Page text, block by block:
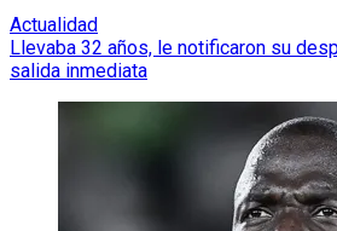
Actualidad
Llevaba 32 años, le notificaron su
salida inmediata